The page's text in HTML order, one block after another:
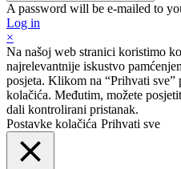
A password will be e-mailed to
Log in
×
Na našoj web stranici koristimo
najrelevantnije iskustvo
posjeta. Klikom na “Prihvati
kolačića. Međutim, možete
dali kontrolirani pristanak.
Postavke kolačića Prihvati sve